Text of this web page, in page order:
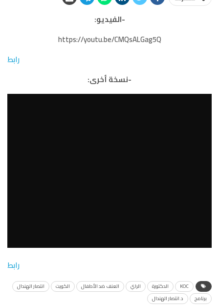
-الفيديو:
https://youtu.be/CMQsALGag5Q
رابط
-نسخة أخرى:
رابط
KOC الدكتورة الراي العنف ضد الأطفال الكويت
انتصار الهندال
برنامج
د.انتصار الهندال